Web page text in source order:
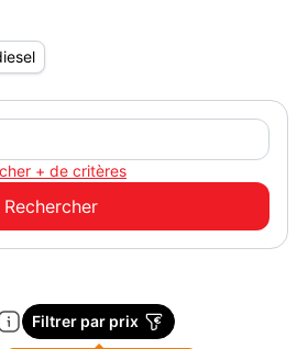
+ de critères
Filtrer par prix